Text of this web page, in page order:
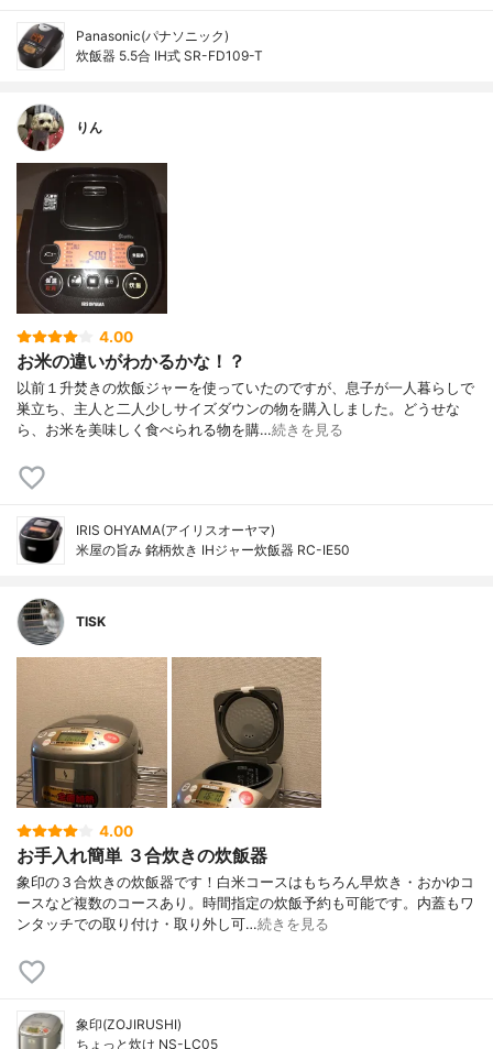
Panasonic(パナソニック)
炊飯器 5.5合 IH式 SR-FD109-T
りん
4.00
お米の違いがわかるかな！？
以前１升焚きの炊飯ジャーを使っていたのですが、息子が一人暮らしで
巣立ち、主人と二人少しサイズダウンの物を購入しました。どうせな
ら、お米を美味しく食べられる物を購…続きを見る
IRIS OHYAMA(アイリスオーヤマ)
米屋の旨み 銘柄炊き IHジャー炊飯器 RC-IE50
TISK
4.00
お手入れ簡単 ３合炊きの炊飯器
象印の３合炊きの炊飯器です！白米コースはもちろん早炊き・おかゆコ
ースなど複数のコースあり。時間指定の炊飯予約も可能です。内蓋もワ
ンタッチでの取り付け・取り外し可…続きを見る
象印(ZOJIRUSHI)
ちょっと炊け NS-LC05